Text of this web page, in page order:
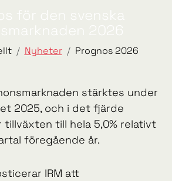
Nyheter Prognos 2026
stärktes under
2025, och i det fjärde
till hela 5,0% relativt
föregående år.
IRM att